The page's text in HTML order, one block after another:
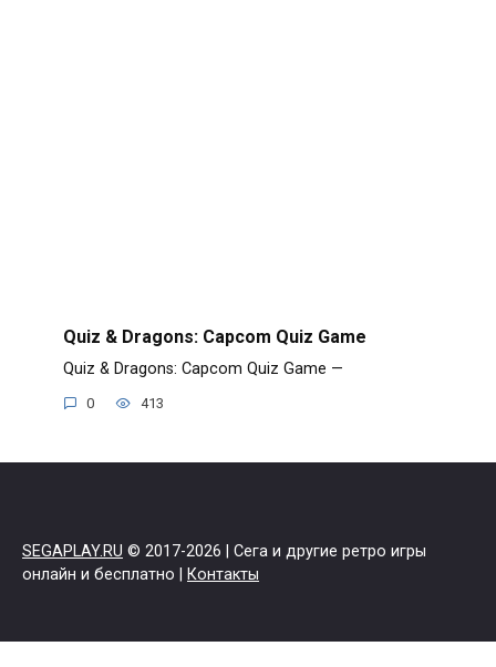
Quiz & Dragons: Capcom Quiz Game
Quiz & Dragons: Capcom Quiz Game —
0 413
SEGAPLAY.RU © 2017-2026 | Сега и другие ретро игры
онлайн и бесплатно |
Контакты